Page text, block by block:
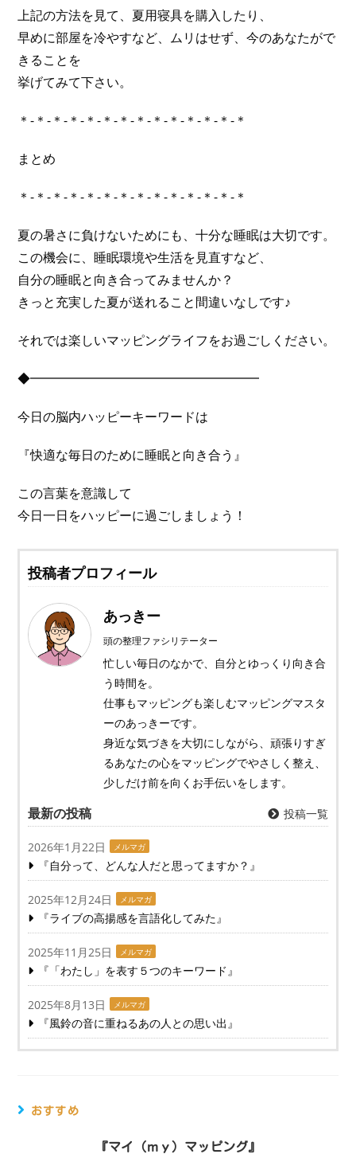
上記の方法を見て、夏用寝具を購入したり、
早めに部屋を冷やすなど、ムリはせず、今のあなたがで
きることを
挙げてみて下さい。
＊-＊-＊-＊-＊-＊-＊-＊-＊-＊-＊-＊-＊-＊
まとめ
＊-＊-＊-＊-＊-＊-＊-＊-＊-＊-＊-＊-＊-＊
夏の暑さに負けないためにも、十分な睡眠は大切です。
この機会に、睡眠環境や生活を見直すなど、
自分の睡眠と向き合ってみませんか？
きっと充実した夏が送れること間違いなしです♪
それでは楽しいマッピングライフをお過ごしください。
◆━━━━━━━━━━━━━━━━━━
今日の脳内ハッピーキーワードは
『快適な毎日のために睡眠と向き合う』
この言葉を意識して
今日一日をハッピーに過ごしましょう！
投稿者プロフィール
あっきー
頭の整理ファシリテーター
忙しい毎日のなかで、自分とゆっくり向き合
う時間を。
仕事もマッピングも楽しむマッピングマスタ
ーのあっきーです。
身近な気づきを大切にしながら、頑張りすぎ
るあなたの心をマッピングでやさしく整え、
少しだけ前を向くお手伝いをします。
最新の投稿 投稿一覧
2026年1月22日 メルマガ
『自分って、どんな人だと思ってますか？』
2025年12月24日 メルマガ
『ライブの高揚感を言語化してみた』
2025年11月25日 メルマガ
『「わたし」を表す５つのキーワード』
2025年8月13日 メルマガ
『風鈴の音に重ねるあの人との思い出』
おすすめ
『マイ（ｍｙ）マッピング』